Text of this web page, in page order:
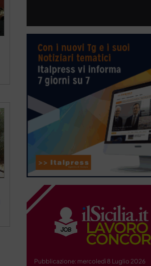
Pubblicazione: mercoledì 8 Luglio 2026